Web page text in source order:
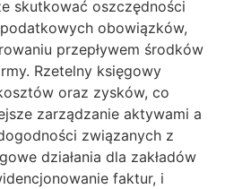
skutkować oszczędności
obowiązków,
przepływem środków
Rzetelny księgowy
oraz zysków, co
zarządzanie aktywami a
związanych z
działania dla zakładów
faktur, i